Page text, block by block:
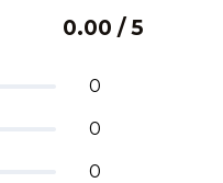
0.00 / 5
0
0
0